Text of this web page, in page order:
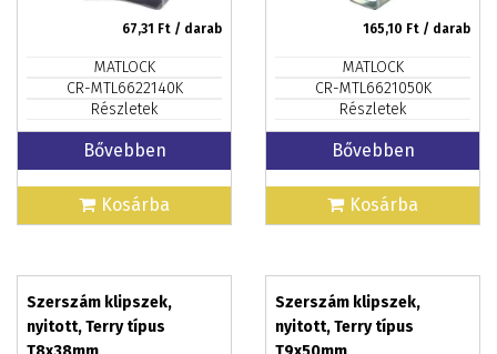
67,31 Ft / darab
MATLOCK
CR-MTL6622140K
Részletek
Bővebben
Kosárba
165,10 Ft / darab
MATLOCK
CR-MTL6621050K
Részletek
Bővebben
Kosárba
Szerszám klipszek,
nyitott, Terry típus
Szerszám klipszek,
nyitott, Terry típus